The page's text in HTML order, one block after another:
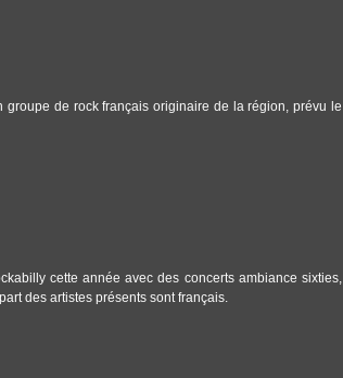
groupe de rock français originaire de la région, prévu le
cette année avec des concerts ambiance sixties,
des artistes présents sont français.